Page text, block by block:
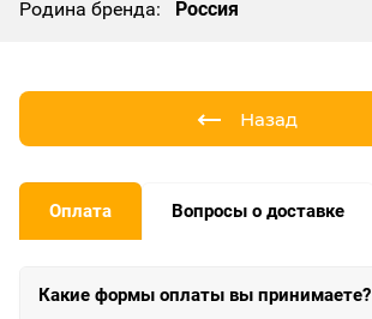
Родина бренда:
Россия
Назад
Оплата Вопросы о доставке
Какие формы оплаты вы принимаете?